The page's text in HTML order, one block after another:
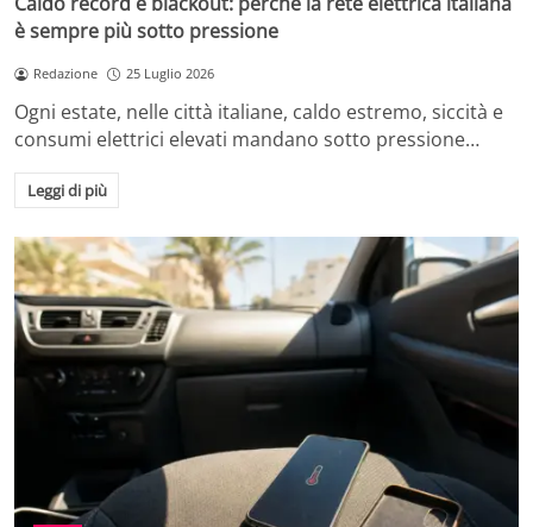
è sempre più sotto pressione
Redazione 25 Luglio 2026
Ogni estate, nelle città italiane, caldo estremo, siccità e
consumi elettrici elevati mandano sotto pressione…
Leggi di più